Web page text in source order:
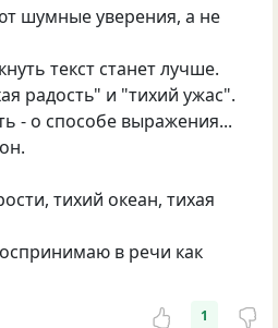
шумные уверения, а не
текст станет лучше.
радость" и "тихий ужас".
- о способе выражения...
тихий океан, тихая
в речи как
1